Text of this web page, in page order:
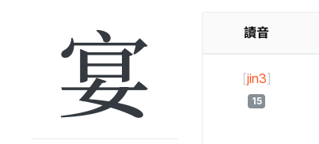
宴 讀音
[jin3]
15